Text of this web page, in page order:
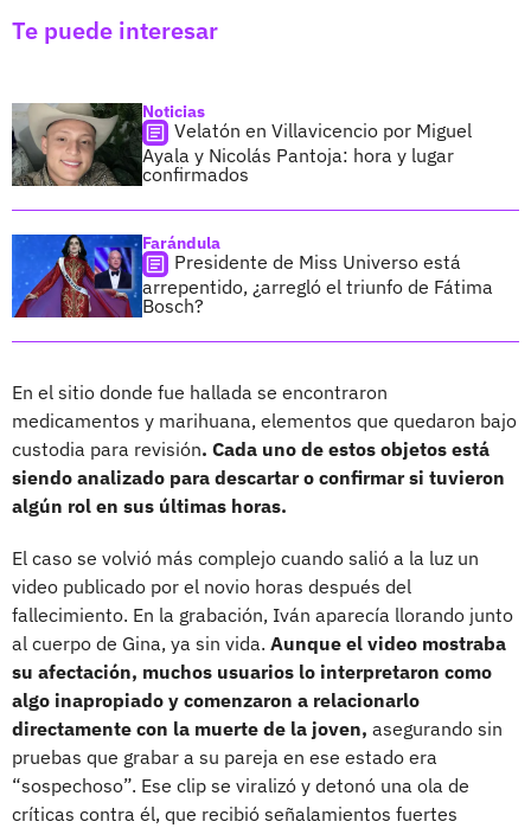
Te puede interesar
Noticias
Velatón en Villavicencio por Miguel
Ayala y Nicolás Pantoja: hora y lugar
confirmados
Farándula
Presidente de Miss Universo está
arrepentido, ¿arregló el triunfo de Fátima
Bosch?
En el sitio donde fue hallada se encontraron
medicamentos y marihuana, elementos que quedaron bajo
custodia para revisión. Cada uno de estos objetos está
siendo analizado para descartar o confirmar si tuvieron
algún rol en sus últimas horas.
El caso se volvió más complejo cuando salió a la luz un
video publicado por el novio horas después del
fallecimiento. En la grabación, Iván aparecía llorando junto
al cuerpo de Gina, ya sin vida. Aunque el video mostraba
su afectación, muchos usuarios lo interpretaron como
algo inapropiado y comenzaron a relacionarlo
directamente con la muerte de la joven, asegurando sin
pruebas que grabar a su pareja en ese estado era
“sospechoso”. Ese clip se viralizó y detonó una ola de
críticas contra él, que recibió señalamientos fuertes